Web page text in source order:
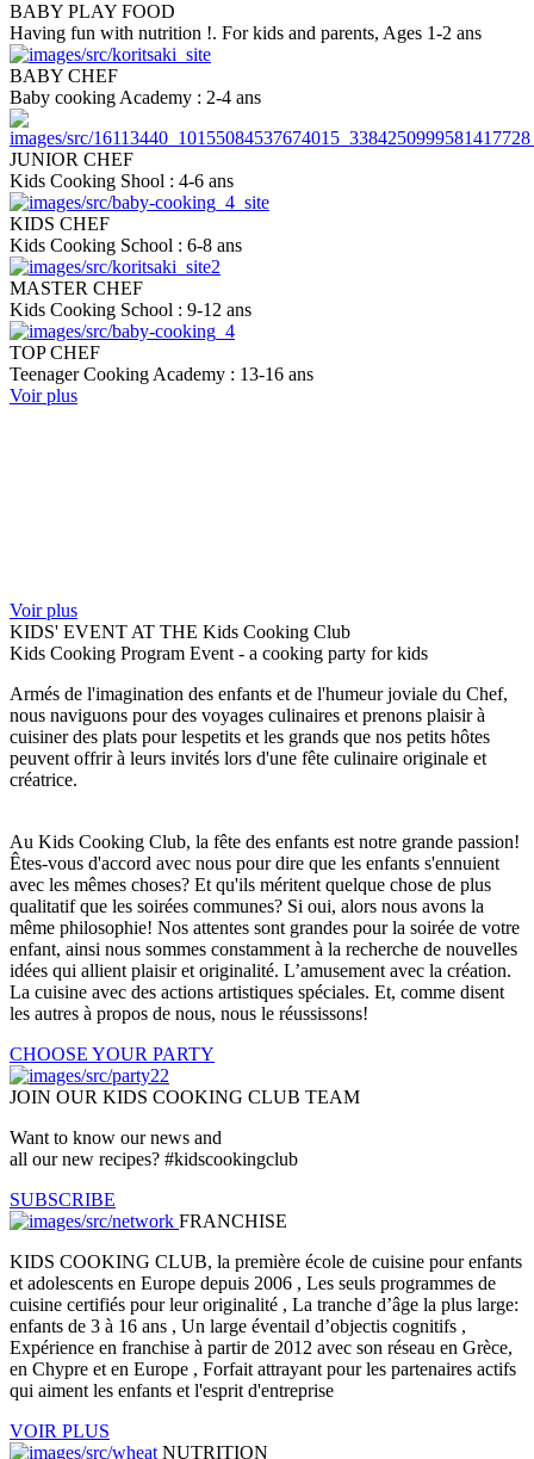
BABY PLAY FOOD
Having fun with nutrition !. For kids and parents, Ages 1-2 ans
BABY CHEF
Baby cooking Academy : 2-4 ans
JUNIOR CHEF
Kids Cooking Shool : 4-6 ans
KIDS CHEF
Kids Cooking School : 6-8 ans
MASTER CHEF
Kids Cooking School : 9-12 ans
ΤΟP CHEF
Teenager Cooking Academy : 13-16 ans
Voir plus
Voir plus
KIDS' EVENT AT THE Kids Cooking Club
Kids Cooking Program Event - a cooking party for kids
Armés de l'imagination des enfants et de l'humeur joviale du Chef,
nous naviguons pour des voyages culinaires et prenons plaisir à
cuisiner des plats pour lespetits et les grands que nos petits hôtes
peuvent offrir à leurs invités lors d'une fête culinaire originale et
créatrice.
Au Kids Cooking Club, la fête des enfants est notre grande passion!
Êtes-vous d'accord avec nous pour dire que les enfants s'ennuient
avec les mêmes choses? Et qu'ils méritent quelque chose de plus
qualitatif que les soirées communes? Si oui, alors nous avons la
même philosophie! Nos attentes sont grandes pour la soirée de votre
enfant, ainsi nous sommes constamment à la recherche de nouvelles
idées qui allient plaisir et originalité. L’amusement avec la création.
La cuisine avec des actions artistiques spéciales. Et, comme disent
les autres à propos de nous, nous le réussissons!
CHOOSE YOUR PARTY
JOIN OUR KIDS COOKING CLUB TEAM
Want to know our news and
all our new recipes? #kidscookingclub
SUBSCRIBE
FRANCHISE
KIDS COOKING CLUB, la première école de cuisine pour enfants
et adolescents en Europe depuis 2006 , Les seuls programmes de
cuisine certifiés pour leur originalité , La tranche d’âge la plus large:
enfants de 3 à 16 ans , Un large éventail d’objectis cognitifs ,
Expérience en franchise à partir de 2012 avec son réseau en Grèce,
en Chypre et en Europe , Forfait attrayant pour les partenaires actifs
qui aiment les enfants et l'esprit d'entreprise
VOIR PLUS
NUTRITION